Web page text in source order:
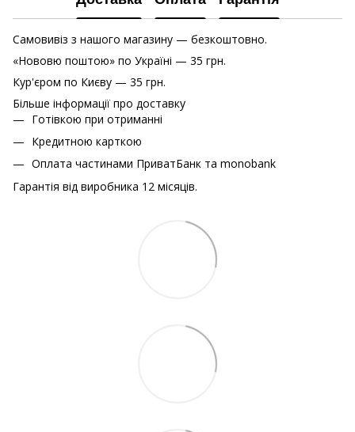
Самовивіз з нашого магазину — безкоштовно.
«Нововю поштою» по Україні — 35 грн.
Кур'єром по Києву — 35 грн.
Більше інформації про доставку
Готівкою при отриманні
Кредитною карткою
Оплата частинами ПриватБанк та monobank
Гарантія від виробника 12 місяців.